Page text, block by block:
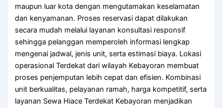
maupun luar kota dengan mengutamakan keselamatan
dan kenyamanan. Proses reservasi dapat dilakukan
secara mudah melalui layanan konsultasi responsif
sehingga pelanggan memperoleh informasi lengkap
mengenai jadwal, jenis unit, serta estimasi biaya. Lokasi
operasional Terdekat dari wilayah Kebayoran membuat
proses penjemputan lebih cepat dan efisien. Kombinasi
unit berkualitas, pelayanan ramah, harga kompetitif, serta
layanan Sewa Hiace Terdekat Kebayoran menjadikan